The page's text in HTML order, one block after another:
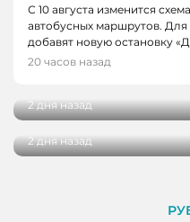
С 10 августа изменится
автобусных маршрутов. Для
добавят новую остановку
20 часов назад
НОВОСТИ
В Кузбассе
2 дня назад
НОВОСТИ,
годом
2 дня назад